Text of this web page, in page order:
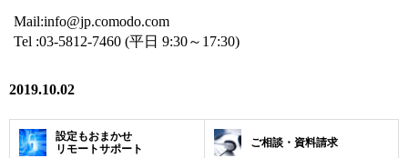
Mail:info@jp.comodo.com
Tel :03-5812-7460 (平日 9:30～17:30)
2019.10.02
設定もおまかせ
リモートサポート
ご相談・資料請求